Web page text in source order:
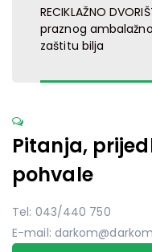
RECIKLAŽNO
praznog
zaštitu bilja
Pitanja,
pohvale
Tel: 043/440 750
E-mail: